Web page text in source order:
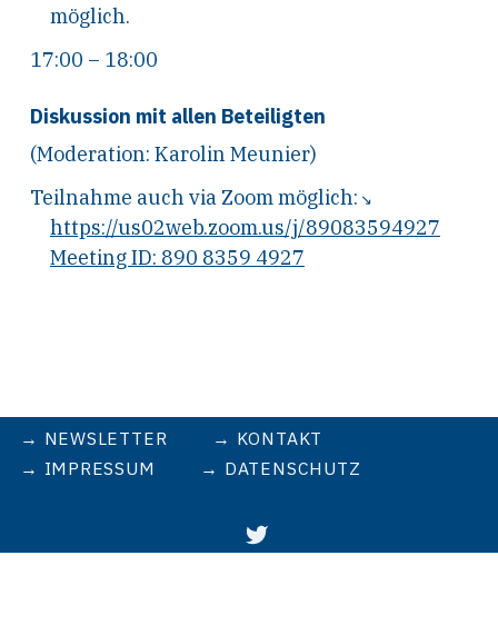
möglich.
17:00 – 18:00
Diskussion mit allen Beteiligten
(Moderation: Karolin Meunier)
Teilnahme auch via Zoom möglich:
https://us02web.zoom.us/j/89083594927
Meeting ID: 890 8359 4927
NEWSLETTER
KONTAKT
IMPRESSUM
DATENSCHUTZ